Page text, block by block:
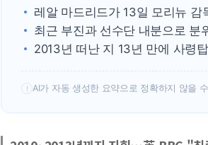
레알 마드리드가 13일 모리뉴 감
최근 부진과 선수단 내분으로 분
2013년 떠난 지 13년 만에 사령
! AI가 자동 생성한 요약으로 정확하지 않을